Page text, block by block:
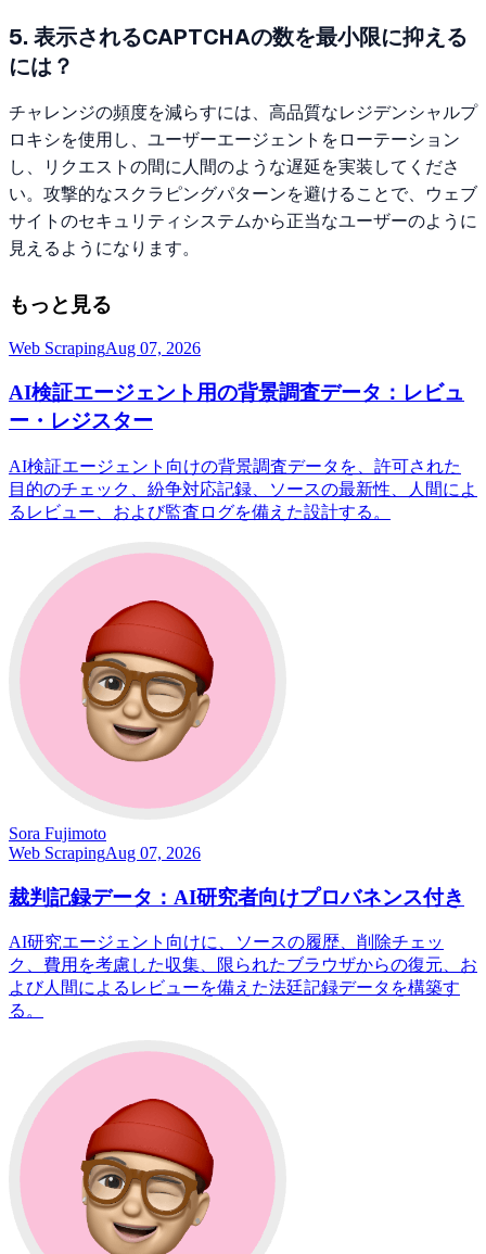
5. 表示されるCAPTCHAの数を最小限に抑える
には？
チャレンジの頻度を減らすには、高品質なレジデンシャルプ
ロキシを使用し、ユーザーエージェントをローテーション
し、リクエストの間に人間のような遅延を実装してくださ
い。攻撃的なスクラピングパターンを避けることで、ウェブ
サイトのセキュリティシステムから正当なユーザーのように
見えるようになります。
もっと見る
Web ScrapingAug 07, 2026
AI検証エージェント用の背景調査データ：レビュ
ー・レジスター
AI検証エージェント向けの背景調査データを、許可された
目的のチェック、紛争対応記録、ソースの最新性、人間によ
るレビュー、および監査ログを備えた設計する。
Sora Fujimoto
Web ScrapingAug 07, 2026
裁判記録データ：AI研究者向けプロバネンス付き
AI研究エージェント向けに、ソースの履歴、削除チェッ
ク、費用を考慮した収集、限られたブラウザからの復元、お
よび人間によるレビューを備えた法廷記録データを構築す
る。